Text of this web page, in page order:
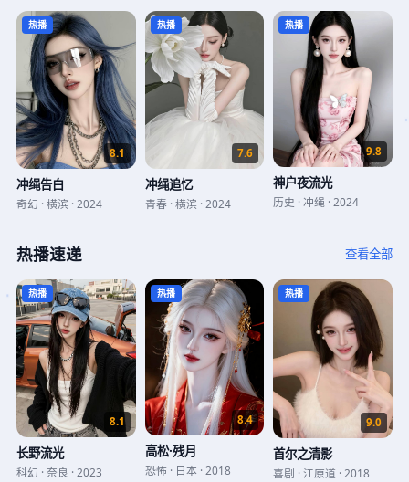
热播
8.1
冲绳告白
奇幻 ·横滨 ·2024
热播
7.6
冲绳追忆
青春 ·横滨 · 2024
热播
9.8
神户夜流光
历史 ·冲绳 ·2024
热播速递 查看全部
热播
8.1
长野流光
科幻 ·奈良 · 2023
热播
8.4
高松·残月
恐怖· 日本 · 2018
热播
9.0
首尔之清影
喜剧 ·江原道 · 2018